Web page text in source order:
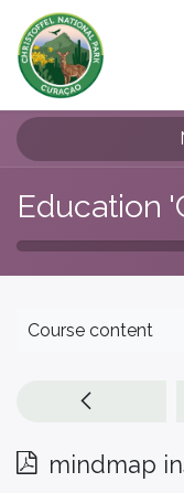
Education
Course content
mindmap